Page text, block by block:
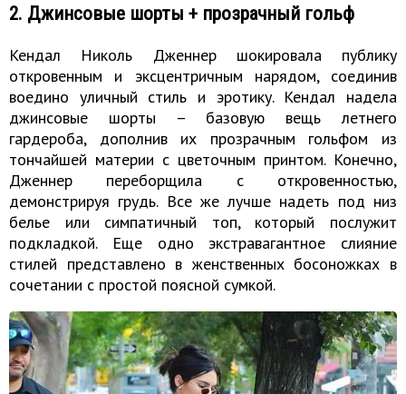
2. Джинсовые шорты + прозрачный гольф
Кендал Николь Дженнер шокировала публику
откровенным и эксцентричным нарядом, соединив
воедино уличный стиль и эротику. Кендал надела
джинсовые шорты – базовую вещь летнего
гардероба, дополнив их прозрачным гольфом из
тончайшей материи с цветочным принтом. Конечно,
Дженнер переборщила с откровенностью,
демонстрируя грудь. Все же лучше надеть под низ
белье или симпатичный топ, который послужит
подкладкой. Еще одно экстравагантное слияние
стилей представлено в женственных босоножках в
сочетании с простой поясной сумкой.